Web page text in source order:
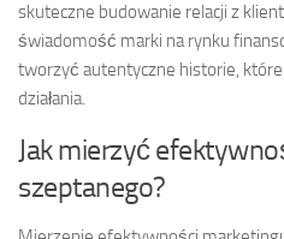
skuteczne budowanie relacji z
świadomość marki na rynku
tworzyć autentyczne historie,
działania.
Jak mierzyć
szeptanego?